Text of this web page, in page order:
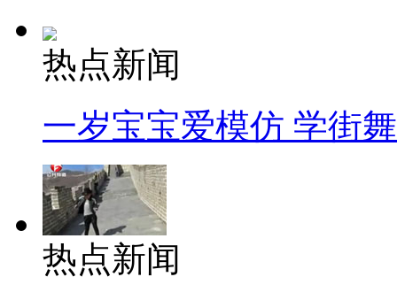
热点新闻
一岁宝宝爱模仿 学街
热点新闻